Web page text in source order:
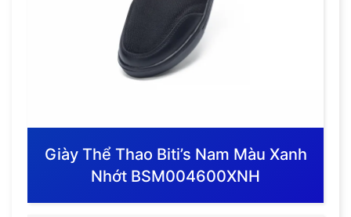
Giày Thể Thao Biti’s Nam Màu Xanh
Nhớt BSM004600XNH